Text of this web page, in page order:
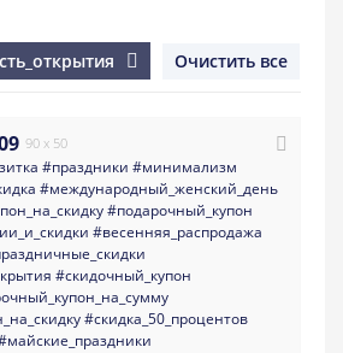
Очистить все
90 x 50
#праздники #минимализм
#международный_женский_день
#подарочный_купон
#весенняя_распродажа
#скидочный_купон
#скидка_50_процентов